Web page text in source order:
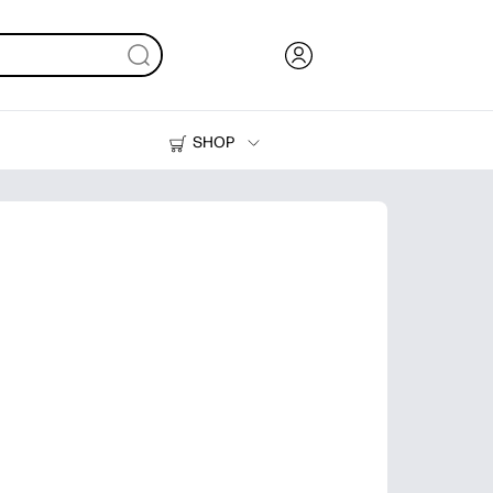
SHOP
Printers